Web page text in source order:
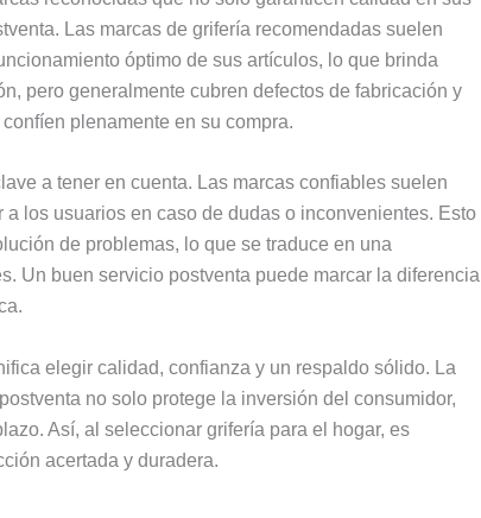
Las marcas de grifería recomendadas suelen
óptimo de sus artículos, lo que brinda
pero generalmente cubren defectos de fabricación y
plenamente en su compra.
a tener en cuenta. Las marcas confiables suelen
los usuarios en caso de dudas o inconvenientes. Esto
de problemas, lo que se traduce en una
Un buen servicio postventa puede marcar la diferencia
elegir calidad, confianza y un respaldo sólido. La
no solo protege la inversión del consumidor,
Así, al seleccionar grifería para el hogar, es
acertada y duradera.